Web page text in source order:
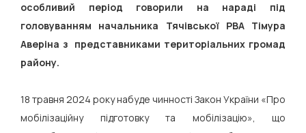
особливий період говорили на нараді під
головуванням начальника Тячівської РВА Тімура
Аверіна з представниками територіальних громад
району.
18 травня 2024 року набуде чинності Закон України «Про
мобілізаційну підготовку та мобілізацію», що